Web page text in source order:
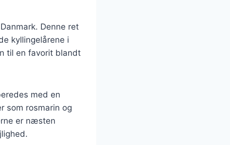
Denne ret
kyllingelårene i
til en favorit blandt
med en
som rosmarin og
er næsten